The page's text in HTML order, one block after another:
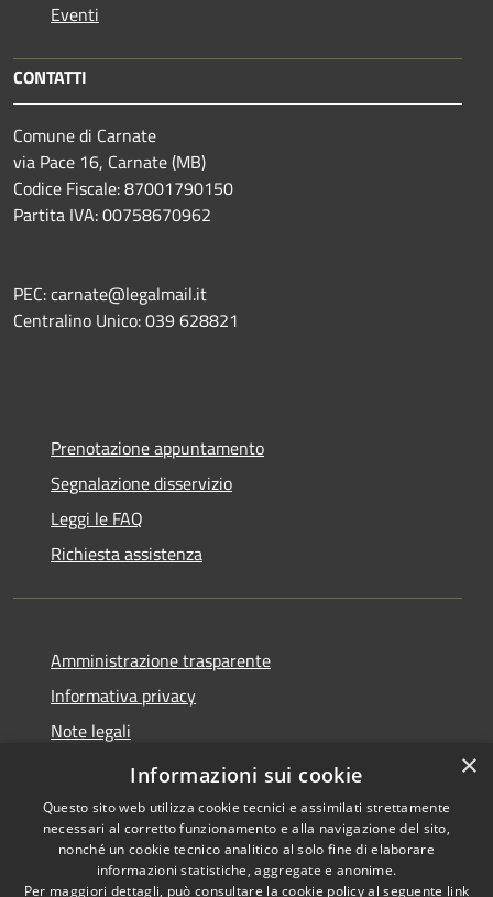
Eventi
CONTATTI
Comune di Carnate
via Pace 16, Carnate (MB)
Codice Fiscale: 87001790150
Partita IVA: 00758670962
PEC: carnate@legalmail.it
Centralino Unico: 039 628821
Prenotazione appuntamento
Segnalazione disservizio
Leggi le FAQ
Richiesta assistenza
Amministrazione trasparente
Informativa privacy
Note legali
Dichiarazione di accessibilità
Copyright © 2026 • Comune di
×
Informazioni sui cookie
Questo sito web utilizza cookie tecnici e assimilati strettamente
necessari al corretto funzionamento e alla navigazione del sito,
nonché un cookie tecnico analitico al solo fine di elaborare
informazioni statistiche, aggregate e anonime.
Per maggiori dettagli, può consultare la cookie policy al seguente link